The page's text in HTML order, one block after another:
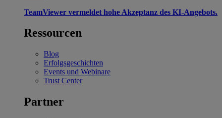
TeamViewer vermeldet hohe Akzeptanz des KI-Angebots.
Ressourcen
Blog
Erfolgsgeschichten
Events und Webinare
Trust Center
Partner